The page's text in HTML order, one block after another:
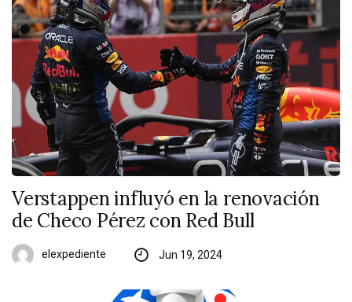
Verstappen influyó en la renovación
de Checo Pérez con Red Bull
elexpediente Jun 19, 2024